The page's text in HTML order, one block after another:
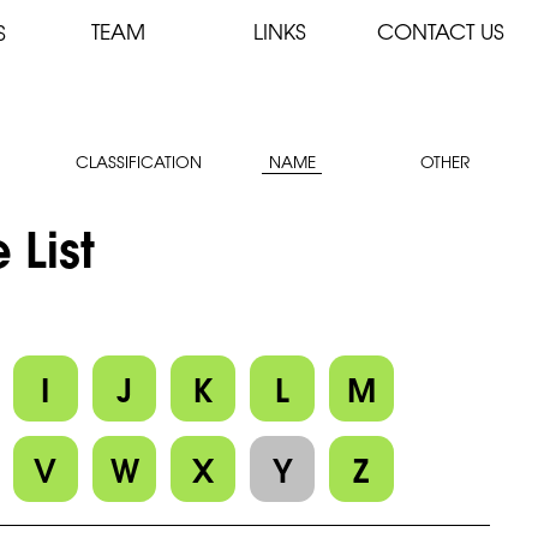
TEAM LINKS CONTACT US
CLASSIFICATION NAME OTHER
I J K L
M
V W X Y Z